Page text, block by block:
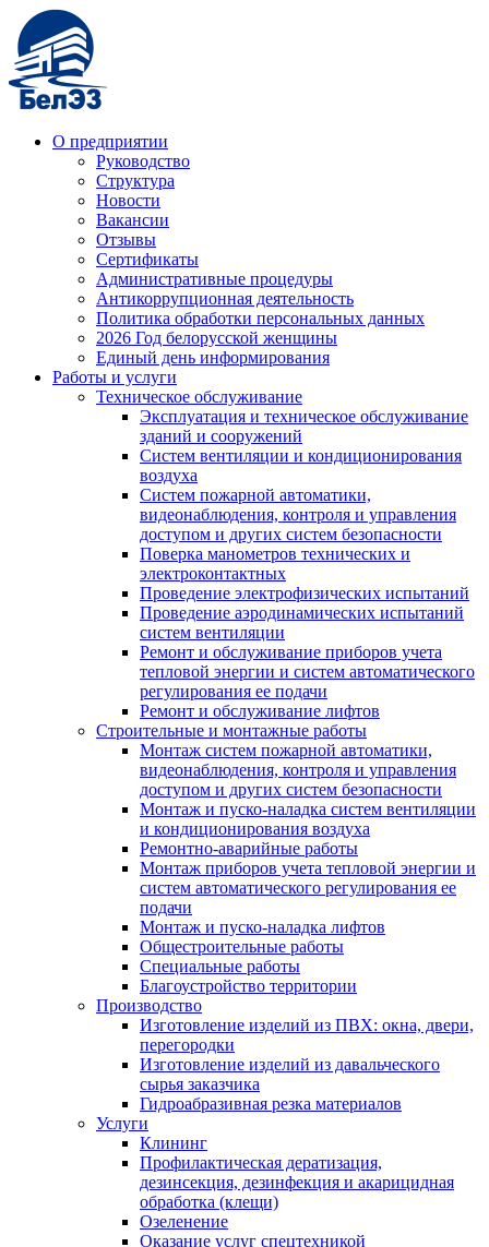
О предприятии
Руководство
Структура
Новости
Вакансии
Отзывы
Сертификаты
Административные процедуры
Антикоррупционная деятельность
Политика обработки персональных данных
2026 Год белорусской женщины
Единый день информирования
Работы и услуги
Техническое обслуживание
Эксплуатация и техническое обслуживание
зданий и сооружений
Систем вентиляции и кондиционирования
воздуха
Систем пожарной автоматики,
видеонаблюдения, контроля и управления
доступом и других систем безопасности
Поверка манометров технических и
электроконтактных
Проведение электрофизических испытаний
Проведение аэродинамических испытаний
систем вентиляции
Ремонт и обслуживание приборов учета
тепловой энергии и систем автоматического
регулирования ее подачи
Ремонт и обслуживание лифтов
Строительные и монтажные работы
Монтаж систем пожарной автоматики,
видеонаблюдения, контроля и управления
доступом и других систем безопасности
Монтаж и пуско-наладка систем вентиляции
и кондиционирования воздуха
Ремонтно-аварийные работы
Монтаж приборов учета тепловой энергии и
систем автоматического регулирования ее
подачи
Монтаж и пуско-наладка лифтов
Общестроительные работы
Специальные работы
Благоустройство территории
Производство
Изготовление изделий из ПВХ: окна, двери,
перегородки
Изготовление изделий из давальческого
сырья заказчика
Гидроабразивная резка материалов
Услуги
Клининг
Профилактическая дератизация,
дезинсекция, дезинфекция и акарицидная
обработка (клещи)
Озеленение
Оказание услуг спецтехникой